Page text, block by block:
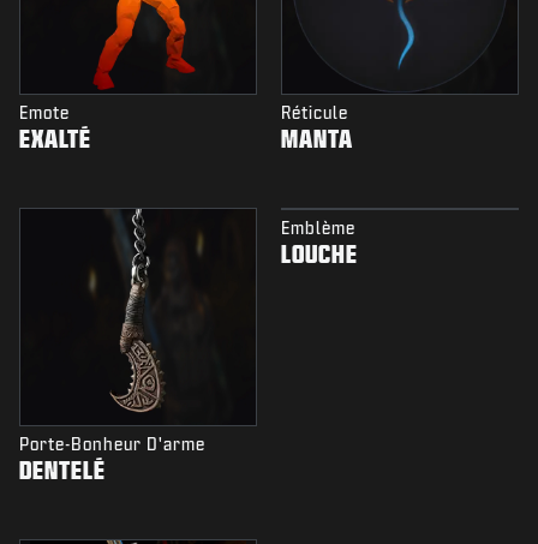
Emote
EXALTÉ
Réticule
MANTA
Porte-Bonheur D'arme
DENTELÉ
Emblème
LOUCHE